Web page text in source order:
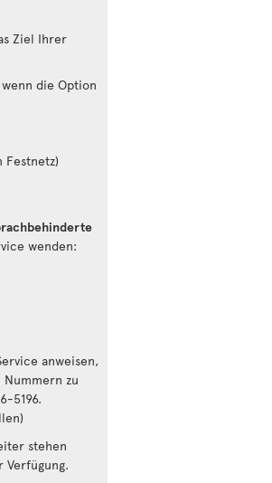
Ziel Ihrer
die Option
Festnetz)
wenden:
anweisen,
zu
5196.
stehen
Verfügung.